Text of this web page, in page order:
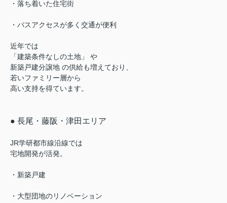
・落ち着いた住宅街
・バスアクセスが多く交通が便利
近年では
「建築条件なしの土地」 や
新築戸建分譲地 の供給も増えており、
若いファミリー層から
高い支持を得ています。
● 長尾・藤阪・津田エリア
JR学研都市線沿線では
宅地開発が活発。
・新築戸建
・大型団地のリノベーション